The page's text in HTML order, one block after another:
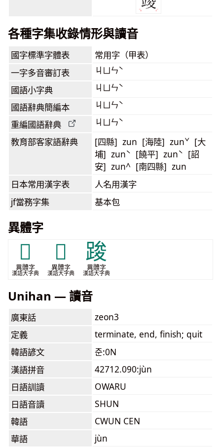
各種字集收錄情形與讀音
國字標準字體表 常用字（甲表）
一字多音審訂表 ㄐㄩㄣˋ
國語小字典 ㄐㄩㄣˋ
國語辭典簡編本 ㄐㄩㄣˋ
重編國語辭典 ㄐㄩㄣˋ
教育部客家語辭典
[四縣] zun [海陸] zunˇ [大
埔] zunˋ [饒平] zunˋ [詔
安] zun^ [南四縣] zun
日本常用漢字表 人名用漢字
jf當務字集 基本包
異體字
𤶗
異體字
漢語大字典
𥪣
異體字
漢語大字典
踆
異體字
漢語大字典
Unihan — 讀音
廣東話
zeon3
定義
terminate, end, finish; quit
韓語諺文
준:0N
漢語拼音
42712.090:jùn
日語訓讀
OWARU
日語音讀
SHUN
韓語
CWUN CEN
華語
jùn